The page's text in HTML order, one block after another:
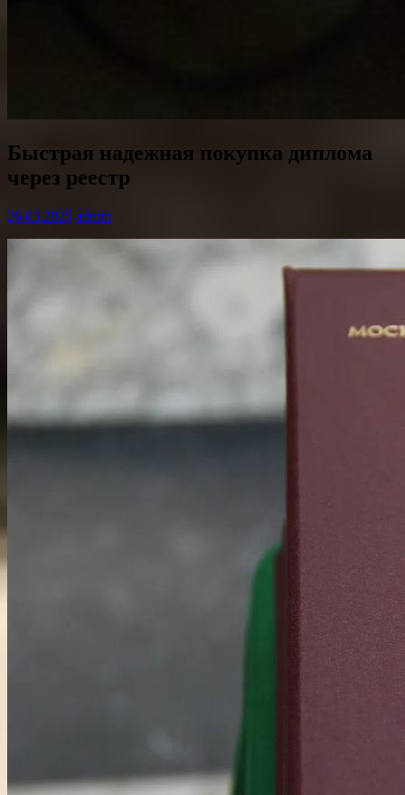
Быстрая надежная покупка диплома
через реестр
26.03.2025 admin